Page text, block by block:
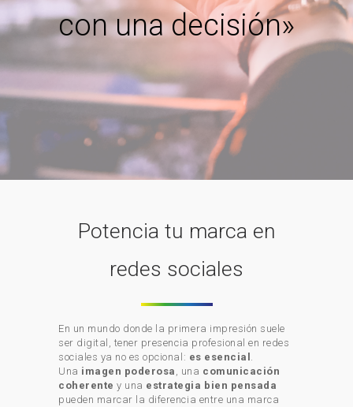
con una decisión»
Potencia tu marca en
redes sociales
En un mundo donde la primera impresión suele
ser digital, tener presencia profesional en redes
sociales ya no es opcional: es esencial .
Una imagen poderosa , una comunicación
coherente y una estrategia bien pensada
pueden marcar la diferencia entre una marca